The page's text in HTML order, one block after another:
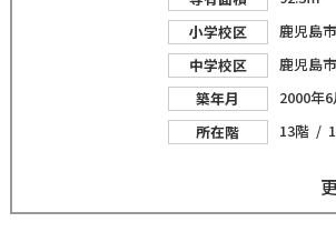
小学校区
鹿児島
中学校区
鹿児島
築年月
2000年6
所在階
13階 /